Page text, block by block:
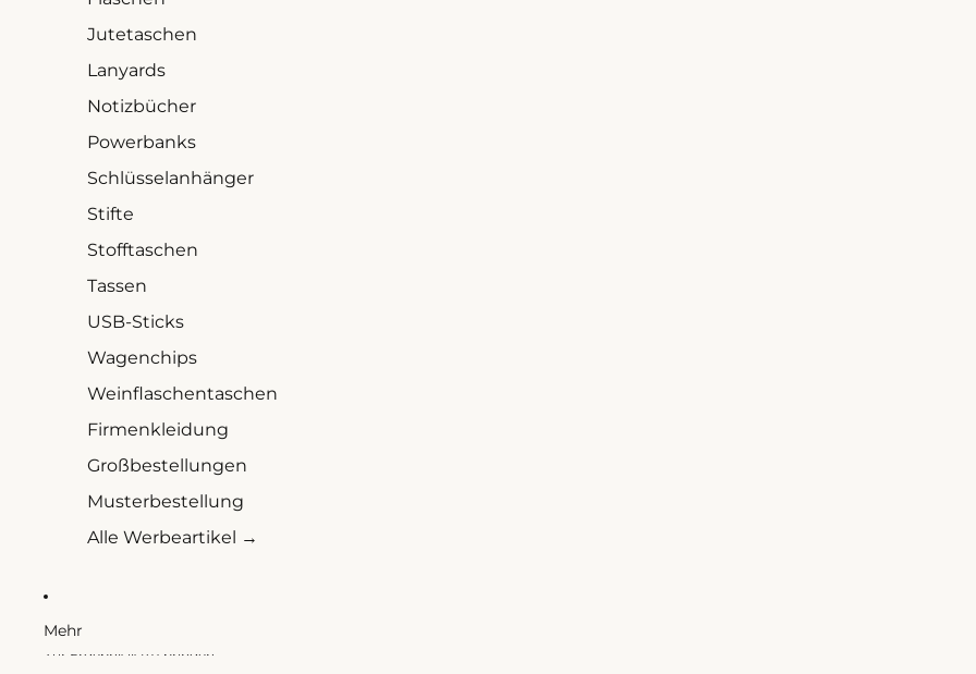
Jutetaschen
Lanyards
Notizbücher
Powerbanks
Schlüsselanhänger
Stifte
Stofftaschen
Tassen
USB-Sticks
Wagenchips
Weinflaschentaschen
Firmenkleidung
Großbestellungen
Musterbestellung
Alle Werbeartikel →
Mehr
Zur Ergebnisliste springen